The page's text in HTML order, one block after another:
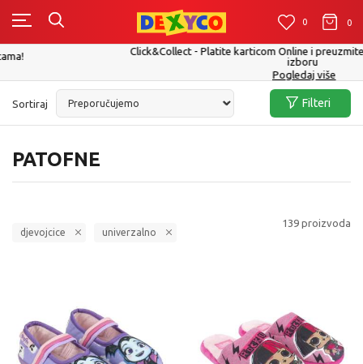
0 0
Click&Collect - Platite karticom Online i preuzmite u prodavnici po Vašem
PATOFNE
Sortiraj Filteri
djevojcice univerzalno
139 proizvoda